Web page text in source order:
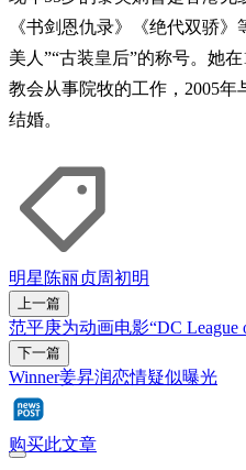
《书剑恩仇录》《绝代双骄
美人”“古装皇后”的称号。她
教会从事院牧的工作，2005年
结婚。
明星 陈丽贞周初明
上一篇
范平庚为动画电影“DC League
下一篇
Winner姜昇润恋情疑似曝光
购买此文章